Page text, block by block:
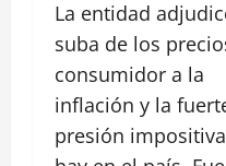
La entidad
suba de los
consumidor a la
inflación y la
presión